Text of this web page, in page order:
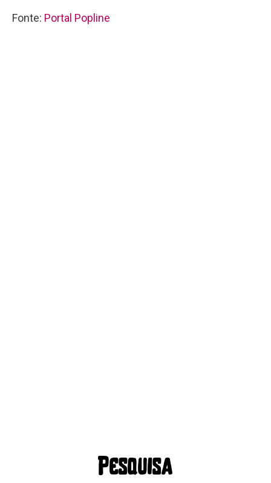
Fonte: Portal Popline
Pesquisa